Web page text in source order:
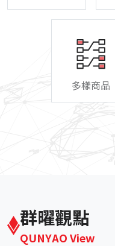
多樣商品
群曜觀點
QUNYAO View